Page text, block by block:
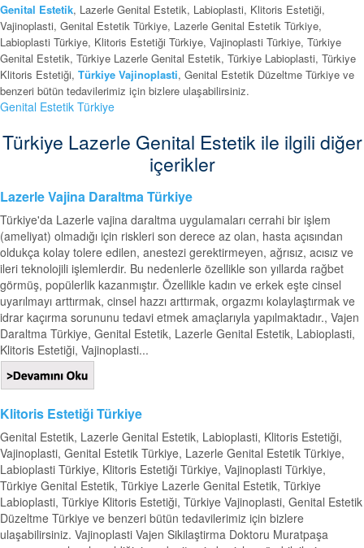
Genital Estetik, Lazerle Genital Estetik, Labioplasti, Klitoris Estetiği,
Vajinoplasti, Genital Estetik Türkiye, Lazerle Genital Estetik Türkiye,
Labioplasti Türkiye, Klitoris Estetiği Türkiye, Vajinoplasti Türkiye, Türkiye
Genital Estetik, Türkiye Lazerle Genital Estetik, Türkiye Labioplasti, Türkiye
Klitoris Estetiği, Türkiye Vajinoplasti, Genital Estetik Düzeltme Türkiye ve
benzeri bütün tedavilerimiz için bizlere ulaşabilirsiniz.
Genital Estetik Türkiye
Türkiye Lazerle Genital Estetik ile ilgili diğer
içerikler
Lazerle Vajina Daraltma Türkiye
Türkiye'da Lazerle vajina daraltma uygulamaları cerrahi bir işlem
(ameliyat) olmadığı için riskleri son derece az olan, hasta açısından
oldukça kolay tolere edilen, anestezi gerektirmeyen, ağrısız, acısız ve
ileri teknolojili işlemlerdir. Bu nedenlerle özellikle son yıllarda rağbet
görmüş, popülerlik kazanmıştır. Özellikle kadın ve erkek eşte cinsel
uyarılmayı arttırmak, cinsel hazzı arttırmak, orgazmı kolaylaştırmak ve
idrar kaçırma sorununu tedavi etmek amaçlarıyla yapılmaktadır., Vajen
Daraltma Türkiye, Genital Estetik, Lazerle Genital Estetik, Labioplasti,
Klitoris Estetiği, Vajinoplasti...
Klitoris Estetiği Türkiye
Genital Estetik, Lazerle Genital Estetik, Labioplasti, Klitoris Estetiği,
Vajinoplasti, Genital Estetik Türkiye, Lazerle Genital Estetik Türkiye,
Labioplasti Türkiye, Klitoris Estetiği Türkiye, Vajinoplasti Türkiye,
Türkiye Genital Estetik, Türkiye Lazerle Genital Estetik, Türkiye
Labioplasti, Türkiye Klitoris Estetiği, Türkiye Vajinoplasti, Genital Estetik
Düzeltme Türkiye ve benzeri bütün tedavilerimiz için bizlere
ulaşabilirsiniz. Vajinoplasti Vajen Sikilaştirma Doktoru Muratpaşa